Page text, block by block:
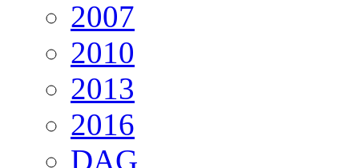
2007
2010
2013
2016
DAG